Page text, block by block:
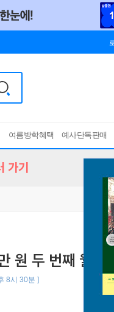
여름방학혜택 예사단독판매
가기
원 두 번째 월급
8시 30분 ]